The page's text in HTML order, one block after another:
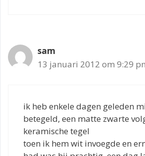
sam
13 januari 2012 om 9:29
ik heb enkele dagen geleden
betegeld, een matte zwarte
keramische tegel
toen ik hem wit invoegde en